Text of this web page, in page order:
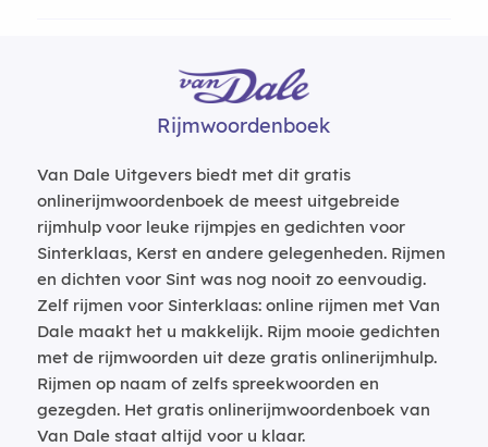
Rijmwoordenboek
Van Dale Uitgevers biedt met dit gratis
onlinerijmwoordenboek de meest uitgebreide
rijmhulp voor leuke rijmpjes en gedichten voor
Sinterklaas, Kerst en andere gelegenheden. Rijmen
en dichten voor Sint was nog nooit zo eenvoudig.
Zelf rijmen voor Sinterklaas: online rijmen met Van
Dale maakt het u makkelijk. Rijm mooie gedichten
met de rijmwoorden uit deze gratis onlinerijmhulp.
Rijmen op naam of zelfs spreekwoorden en
gezegden. Het gratis onlinerijmwoordenboek van
Van Dale staat altijd voor u klaar.